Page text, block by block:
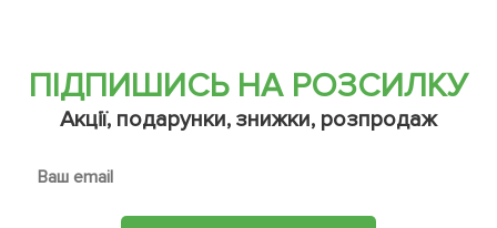
ПІДПИШИСЬ НА РОЗСИЛКУ
Акції, подарунки, знижки, розпродаж